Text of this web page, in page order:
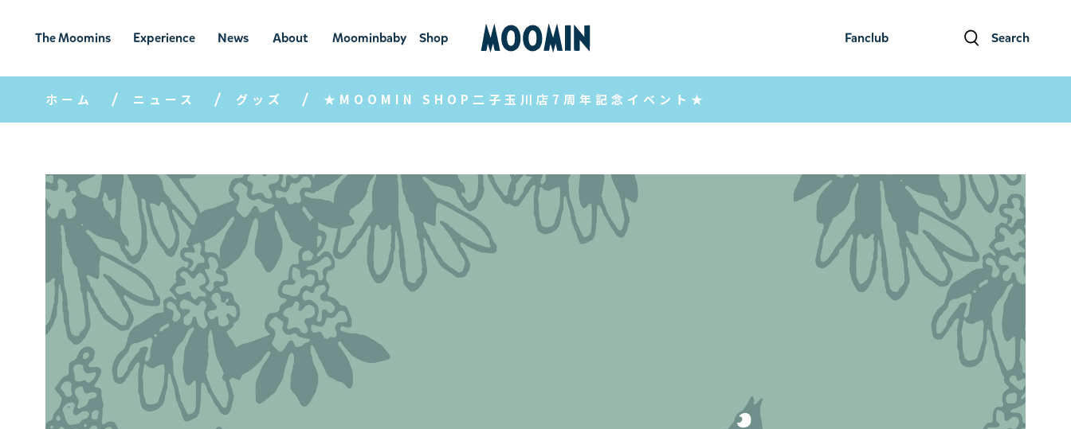
Fanclub Search
The Moomins
ムーミンの
世界
Experience
ムーミンの世
界を楽しむ
News
ニュ
ース
About
ムーミン
について
Moominbaby
ムーミンベ
ビー
Shop
ショ
ップ
ホーム ニュース グッズ ★MOOMIN SHOP二子玉川店7周年記念イベント★